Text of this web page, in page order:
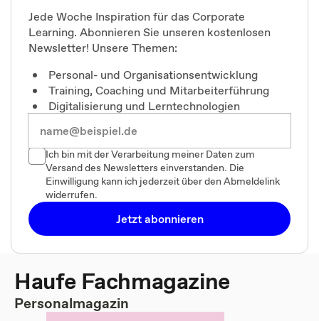
Jede Woche Inspiration für das Corporate
Learning. Abonnieren Sie unseren kostenlosen
Newsletter! Unsere Themen:
Personal- und Organisationsentwicklung
Training, Coaching und Mitarbeiterführung
Digitalisierung und Lerntechnologien
Ich bin mit der Verarbeitung meiner Daten zum
Versand des Newsletters einverstanden. Die
Einwilligung kann ich jederzeit über den Abmeldelink
widerrufen.
Jetzt abonnieren
Haufe Fachmagazine
Personalmagazin